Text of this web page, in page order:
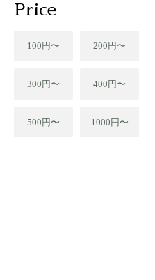
Price
100円〜 200円〜
300円〜 400円〜
500円〜 1000円〜